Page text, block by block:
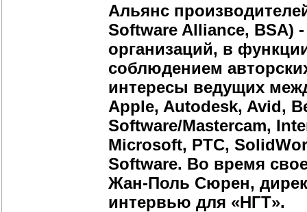
Альянс
Software Alliance, BSA)
организаций, в
соблюдением
интересы ведущих
Apple, Autodesk, Avid,
Software/Mastercam,
Microsoft, PTC,
Software. Во время
Жан-Поль Сюрен,
интервью для «НГТ».